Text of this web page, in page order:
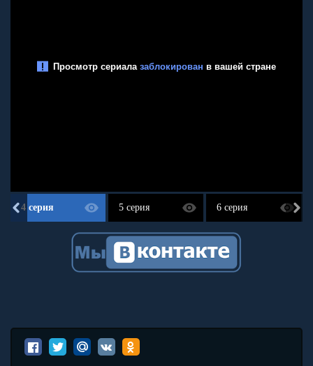
4 серия 5 серия 6 серия